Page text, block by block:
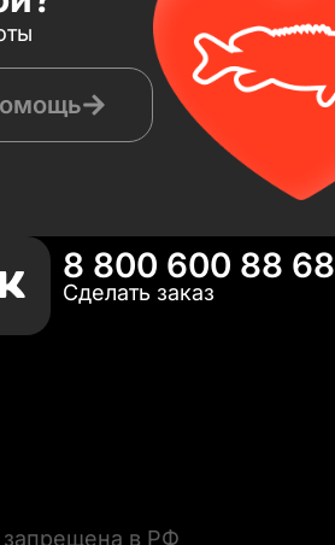
8 800 600 88 68
Сделать заказ
в РФ